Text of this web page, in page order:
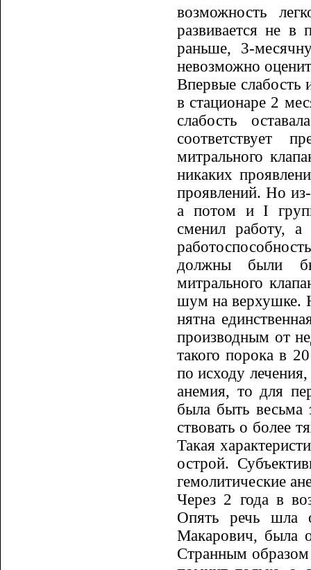
возможность
развивается не
раньше, 3-
невозможно
Впервые слабость
в стацио­на­ре 2
слабость
соответствует
митрального
ника­ких
проявлений. Но
а потом иI
сменил работу, а
должны были
митрального
шум на верхушке.
нятна
про­изводным от
такого порока в
по исходу
анемия, то для
была быть весьма
ствовать о более
Такая
острой.
гемолитические
Через 2 года в
Опять речь шла
Макарович, была
Странным образом